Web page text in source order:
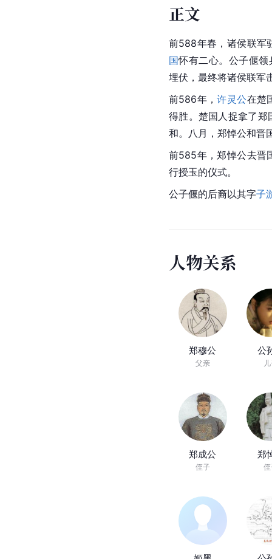
正文
前588年春，诸侯联军
国怀有二心。公子偃
埋伏，最终将诸侯联军
前586年，许灵公在楚
得胜。楚国人捉拿了郑
和。八月，郑悼公和晋
前585年，郑悼公去晋
行授玉的仪式。
公子偃的后裔以其字子
人物关系
郑穆公
父亲
公
郑成公
侄子
郑